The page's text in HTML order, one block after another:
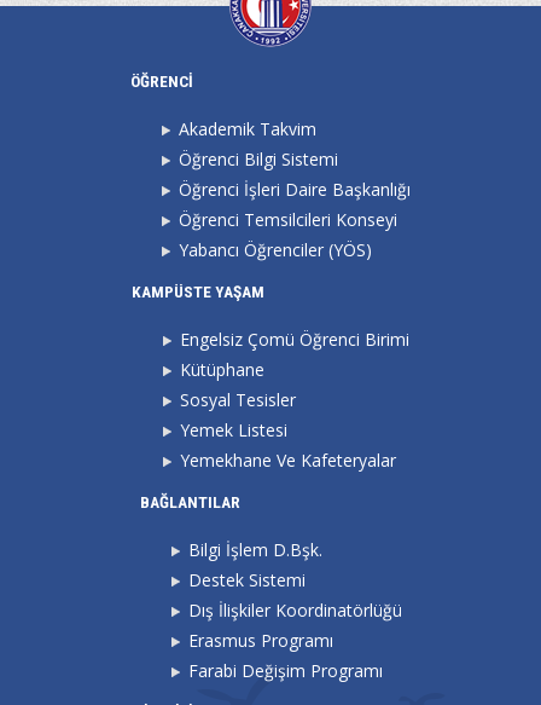
ÖĞRENCİ
Akademik Takvim
Öğrenci Bilgi Sistemi
Öğrenci İşleri Daire Başkanlığı
Öğrenci Temsilcileri Konseyi
Yabancı Öğrenciler (YÖS)
KAMPÜSTE YAŞAM
Engelsiz Çomü Öğrenci Birimi
Kütüphane
Sosyal Tesisler
Yemek Listesi
Yemekhane Ve Kafeteryalar
BAĞLANTILAR
Bilgi İşlem D.Bşk.
Destek Sistemi
Dış İlişkiler Koordinatörlüğü
Erasmus Programı
Farabi Değişim Programı